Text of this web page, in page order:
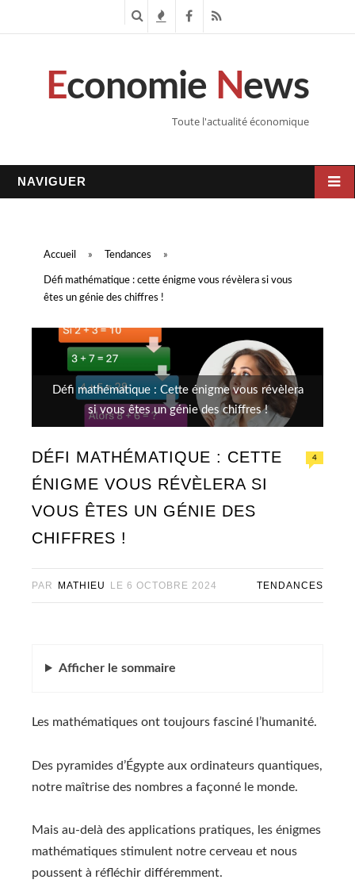
c n
s
F
c
R
S
Economie News
Toute l'actualité économique
NAVIGUER
Accueil » Tendances »
Défi mathématique : cette énigme vous révèlera si vous
êtes un génie des chiffres !
Défi mathématique : Cette énigme vous révèlera
si vous êtes un génie des chiffres !
DÉFI MATHÉMATIQUE : CETTE
ÉNIGME VOUS RÉVÈLERA SI
VOUS ÊTES UN GÉNIE DES
CHIFFRES !
4
PAR MATHIEU LE 6 OCTOBRE 2024 TENDANCES
Afficher le sommaire
Les mathématiques ont toujours fasciné l’humanité.
Des pyramides d’Égypte aux ordinateurs quantiques,
notre maîtrise des nombres a façonné le monde.
Mais au-delà des applications pratiques, les énigmes
mathématiques stimulent notre cerveau et nous
poussent à réfléchir différemment.